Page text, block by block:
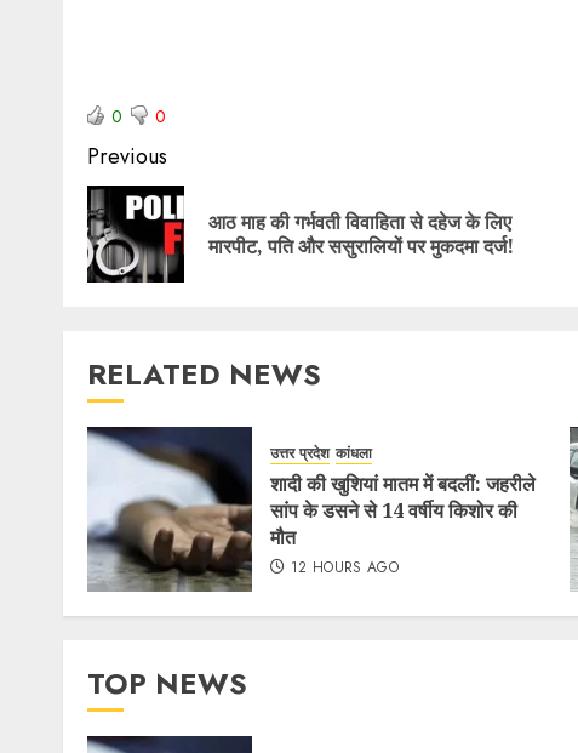
0 0
Previous
आठ माह की गर्भवती विवाहिता से दहेज के लिए
मारपीट, पति और ससुरालियों पर मुकदमा दर्ज!
RELATED NEWS
उत्तर प्रदेश कांधला
शादी की खुशियां मातम में बदलीं: जहरीले
सांप के डसने से 14 वर्षीय किशोर की
मौत
12 HOURS AGO
TOP NEWS